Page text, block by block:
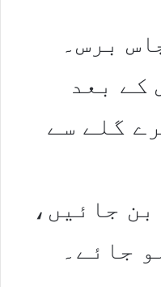
برس۔
کے بعد
گلے سے
جائیں،
جائے۔